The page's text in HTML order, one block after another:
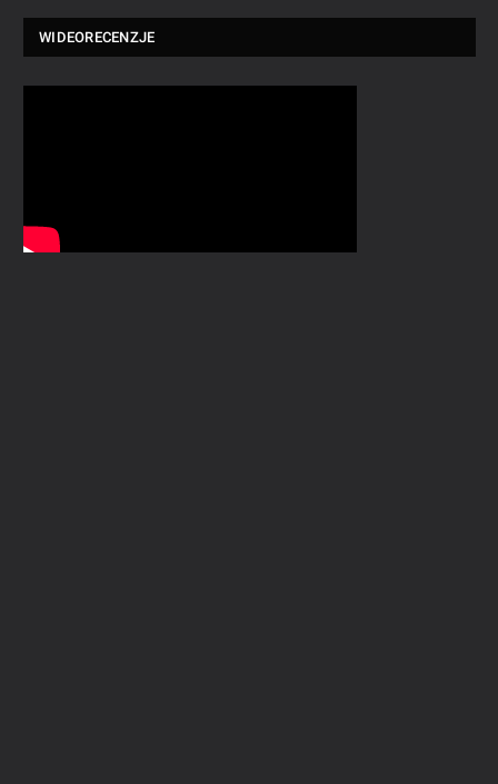
WIDEORECENZJE